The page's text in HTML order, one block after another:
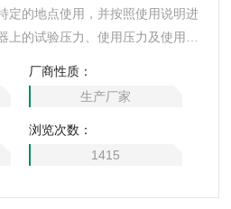
定的地点使用，并按照使用说明进
上的试验压力、使用压力及使用温
厂商性质：
生产厂家
浏览次数：
1415